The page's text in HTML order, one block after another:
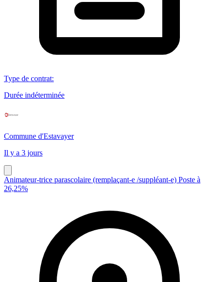
Type de contrat:
Durée indéterminée
Commune d'Estavayer
Il y a 3 jours
Animateur-trice parascolaire (remplaçant-e /suppléant-e) Poste à
26,25%